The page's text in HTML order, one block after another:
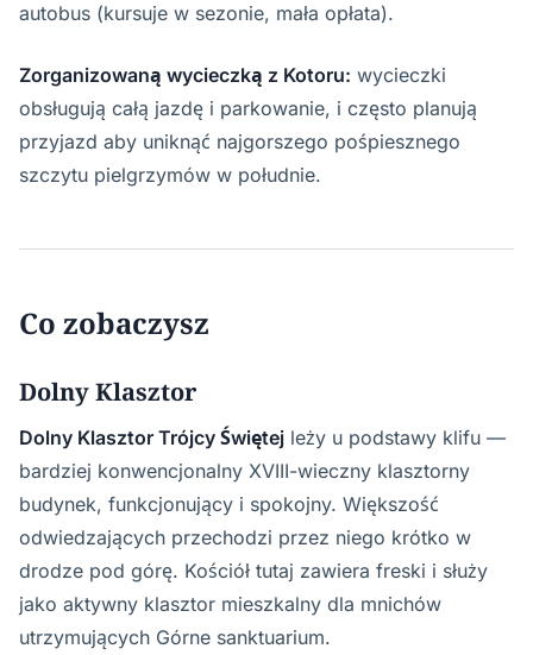
autobus (kursuje w sezonie, mała opłata).
Zorganizowaną wycieczką z Kotoru: wycieczki
obsługują całą jazdę i parkowanie, i często planują
przyjazd aby uniknąć najgorszego pośpiesznego
szczytu pielgrzymów w południe.
Co zobaczysz
Dolny Klasztor
Dolny Klasztor Trójcy Świętej leży u podstawy klifu —
bardziej konwencjonalny XVIII-wieczny klasztorny
budynek, funkcjonujący i spokojny. Większość
odwiedzających przechodzi przez niego krótko w
drodze pod górę. Kościół tutaj zawiera freski i służy
jako aktywny klasztor mieszkalny dla mnichów
utrzymujących Górne sanktuarium.